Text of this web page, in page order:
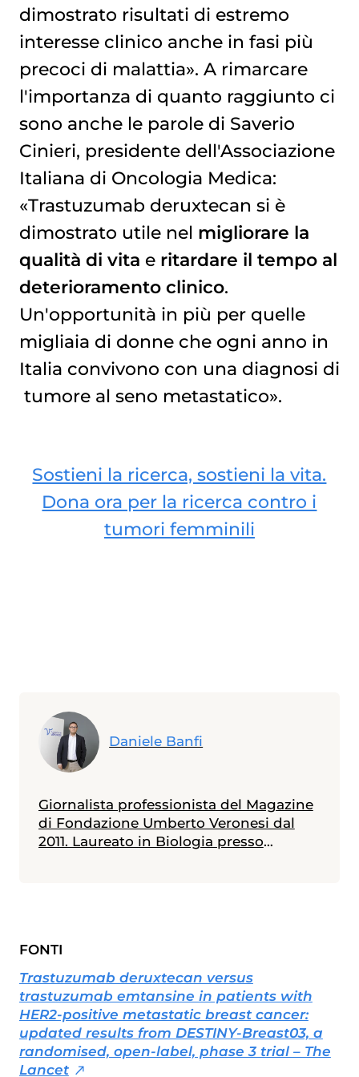
dimostrato risultati di estremo
interesse clinico anche in fasi più
precoci di malattia». A rimarcare
l'importanza di quanto raggiunto ci
sono anche le parole di Saverio
Cinieri, presidente dell'Associazione
Italiana di Oncologia Medica:
«Trastuzumab deruxtecan si è
dimostrato utile nel migliorare la
qualità di vita e ritardare il tempo al
deterioramento clinico.
Un'opportunità in più per quelle
migliaia di donne che ogni anno in
Italia convivono con una diagnosi di
tumore al seno metastatico».
Sostieni la ricerca, sostieni la vita.
Dona ora per la ricerca contro i
tumori femminili
Daniele Banfi
Giornalista professionista del Magazine
di Fondazione Umberto Veronesi dal
2011. Laureato in Biologia presso
Sapienza di Roma. In questi anni ha
seguito i principali congressi mondiali
di medicina (ASCO, ESMO, EASL, AASLD,
CROI, ESC, ADA, EASD, EHA). Tra le tante
tematiche approfondite ha raccontato
l’avvento dell’immunoterapia quale
nuova modalità per la cura del cancro,
FONTI
Trastuzumab deruxtecan versus
trastuzumab emtansine in patients with
HER2-positive metastatic breast cancer:
updated results from DESTINY-Breast03, a
randomised, open-label, phase 3 trial – The
Lancet